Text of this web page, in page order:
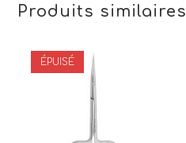
Produits similaires
ÉPUISÉ